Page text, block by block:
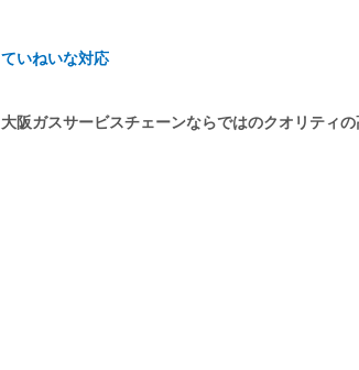
ていねいな対応
大阪ガスサービスチェーンならではのクオリティの